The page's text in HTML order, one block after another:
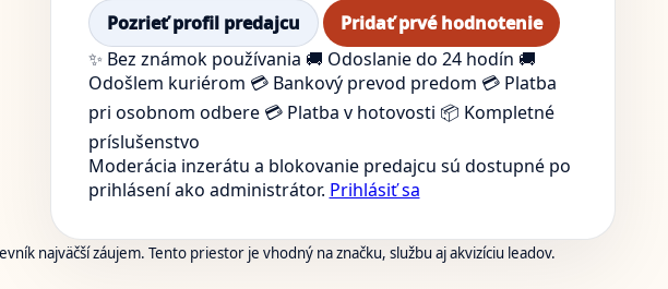
Pozrieť profil predajcu
Pridať prvé hodnotenie
✨ Bez známok používania 🚚 Odoslanie do 24 hodín 🚚
Odošlem kuriérom 💳 Bankový prevod predom 💳 Platba
pri osobnom odbere 💳 Platba v hotovosti 📦 Kompletné
príslušenstvo
Moderácia inzerátu a blokovanie predajcu sú dostupné po
prihlásení ako administrátor. Prihlásiť sa
najväčší záujem. Tento priestor je vhodný na značku, službu aj akvizíciu leadov.